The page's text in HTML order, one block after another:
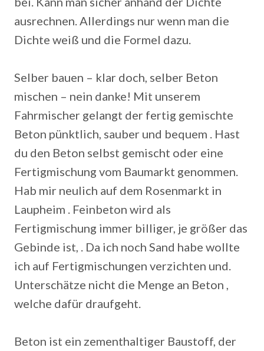
ausrechnen. Allerdings nur wenn man die
Dichte weiß und die Formel dazu.
Selber bauen – klar doch, selber Beton
mischen – nein danke! Mit unserem
Fahrmischer gelangt der fertig gemischte
Beton pünktlich, sauber und bequem . Hast
du den Beton selbst gemischt oder eine
Fertigmischung vom Baumarkt genommen.
Hab mir neulich auf dem Rosenmarkt in
Laupheim . Feinbeton wird als
Fertigmischung immer billiger, je größer das
Gebinde ist, . Da ich noch Sand habe wollte
ich auf Fertigmischungen verzichten und.
Unterschätze nicht die Menge an Beton ,
welche dafür draufgeht.
Beton ist ein zementhaltiger Baustoff, der